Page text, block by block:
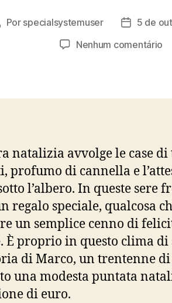
Por specialsystemuser
Data
publicação
5 de
Nenhum comentário
un
ha
il
un
natalizia avvolge le case
profumo di cannella e
l’albero. In queste sere
regalo speciale, qualcosa
un semplice cenno di
È proprio in questo clima di
di Marco, un trentenne
una modesta puntata
di euro.